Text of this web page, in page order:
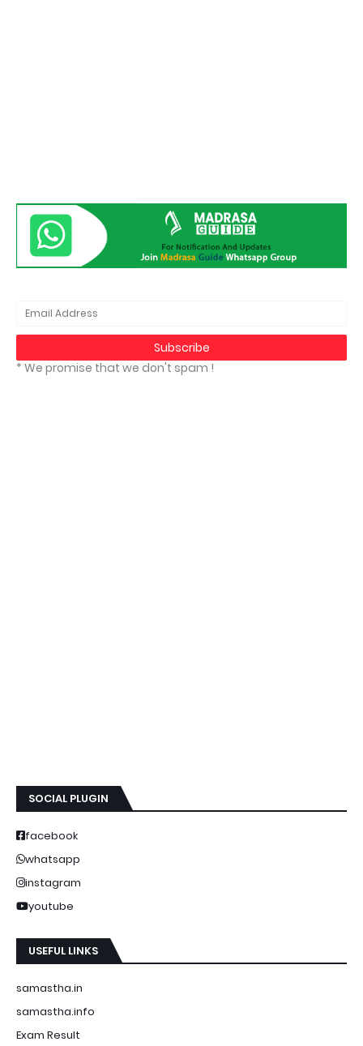
* We promise that we don't spam !
SOCIAL PLUGIN
facebook
whatsapp
instagram
youtube
USEFUL LINKS
samastha.in
samastha.info
Exam Result